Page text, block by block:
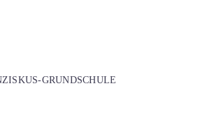
GRUNDSCHULE